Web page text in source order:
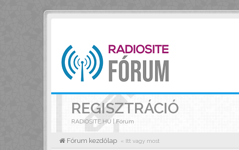
REGISZTRÁCIÓ
RADIOSITE.HU | Fórum
Fórum kezdőlap « Itt vagy most